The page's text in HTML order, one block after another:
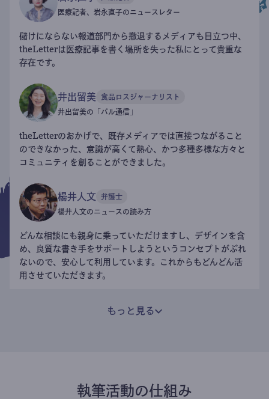
医療記者、岩永直子のニュースレター
儲けにならない報道部門から撤退するメディアも目立つ中、
theLetterは医療記事を書く場所を失った私にとって貴重な
存在です。
井出留美 食品ロスジャーナリスト
井出留美の「パル通信」
theLetterのおかげで、既存メディアでは直接つながること
のできなかった、意識が高くて熱心、かつ多種多様な方々と
コミュニティを創ることができました。
楊井人文 弁護士
楊井人文のニュースの読み方
どんな相談にも親身に乗っていただけますし、デザインを含
め、良質な書き手をサポートしようというコンセプトがぶれ
ないので、安心して利用しています。これからもどんどん活
用させていただきます。
もっと見る
執筆活動の仕組み